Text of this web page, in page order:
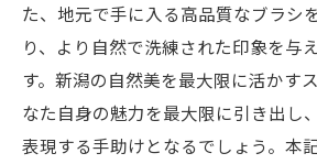
た、地元で手に入る高品質なブラシ
り、より自然で洗練された印象を与
す。新潟の自然美を最大限に活かす
なた自身の魅力を最大限に引き出し
表現する手助けとなるでしょう。本